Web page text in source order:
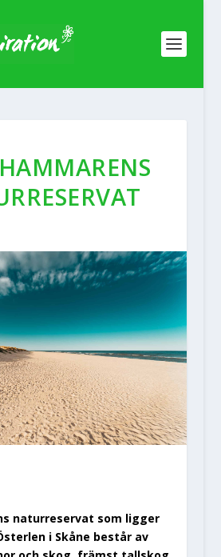
naturreservat som ligger
i Skåne består av